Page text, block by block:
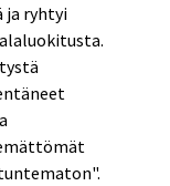
ja ryhtyi